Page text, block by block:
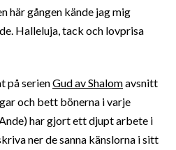
här gången kände jag mig
Halleluja, tack och lovprisa
på serienGud av Shalomavsnitt
och bett bönerna i varje
har gjort ett djupt arbete i
ner de sanna känslorna i sitt